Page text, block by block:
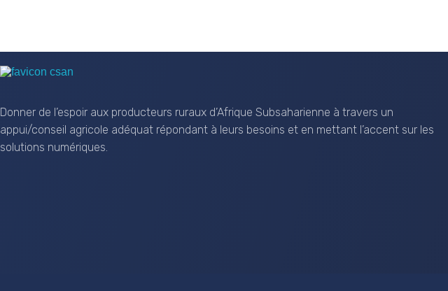
Donner de l’espoir aux producteurs ruraux d’Afrique Subsaharienne à travers un
appui/conseil agricole adéquat répondant à leurs besoins et en mettant l’accent sur les
solutions numériques.